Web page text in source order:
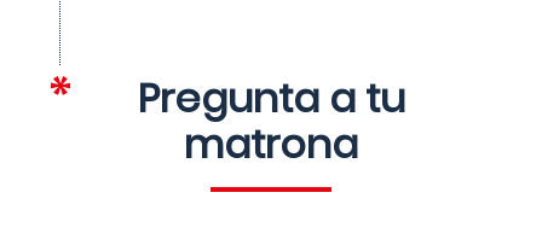
Pregunta a tu
matrona